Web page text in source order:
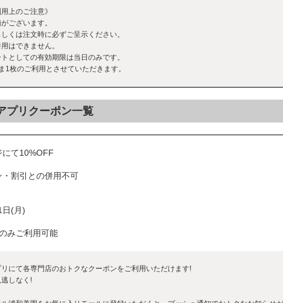
上のご注意》
ございます。
くは注文時に必ずご呈示ください。
はできません。
としての有効期限は当日のみです。
枚のご利用とさせていただきます。
プリクーポン一覧
にて10%OFF
割引との併用不可
日(月)
みご利用可能
にて各専門店のおトクなクーポンをご利用いただけます!
しなく!